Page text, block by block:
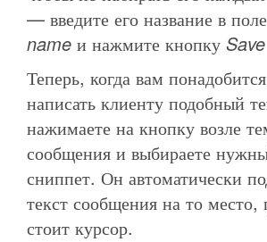
— введите его название в поле
name и нажмите кнопку
Теперь, когда вам
написать клиенту подобный
нажимаете на кнопку возле
сообщения и выбираете
сниппет. Он автоматически
текст сообщения на то место,
стоит курсор.